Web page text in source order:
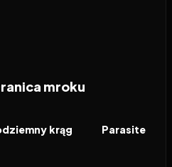
mroku
krąg FILM
Parasite